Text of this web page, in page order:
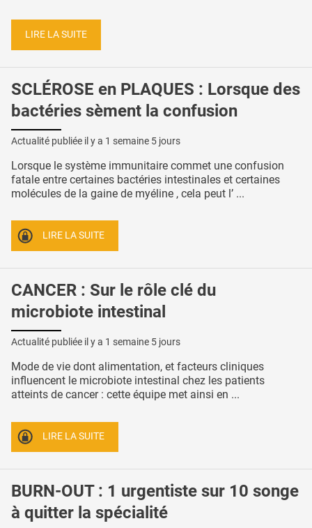
LIRE LA SUITE
SCLÉROSE en PLAQUES : Lorsque des
bactéries sèment la confusion
Actualité publiée il y a 1 semaine 5 jours
Lorsque le système immunitaire commet une confusion
fatale entre certaines bactéries intestinales et certaines
molécules de la gaine de myéline , cela peut l’ ...
LIRE LA SUITE
CANCER : Sur le rôle clé du
microbiote intestinal
Actualité publiée il y a 1 semaine 5 jours
Mode de vie dont alimentation, et facteurs cliniques
influencent le microbiote intestinal chez les patients
atteints de cancer : cette équipe met ainsi en ...
LIRE LA SUITE
BURN-OUT : 1 urgentiste sur 10 songe
à quitter la spécialité